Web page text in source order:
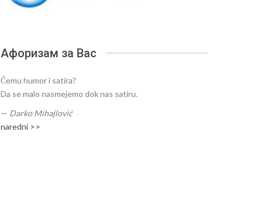
Афоризам за Вас
Čemu humor i satira?
Da se malo nasmejemo dok nas satiru.
— Darko Mihajlović
naredni >>